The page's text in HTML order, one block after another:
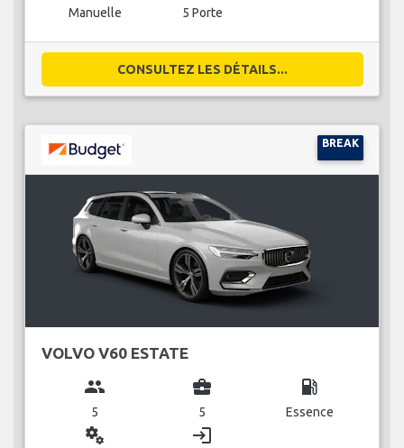
Manuelle 5 Porte
CONSULTEZ LES DÉTAILS...
BREAK
VOLVO V60 ESTATE
group
5
business_center
5
local_gas_station
Essence
miscellaneous_services login